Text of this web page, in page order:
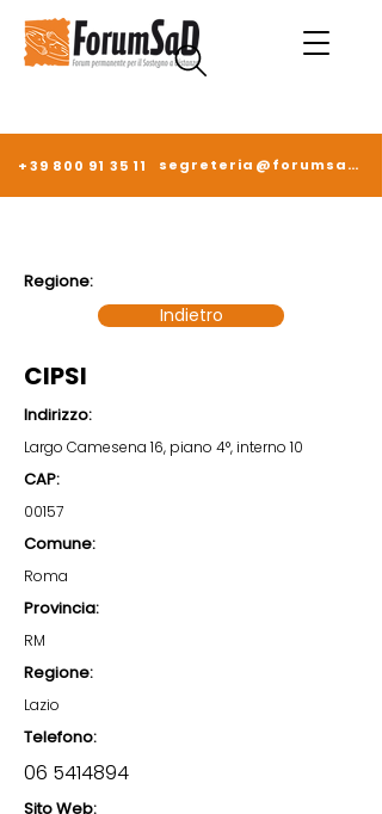
+39 800 91 35 11 segreteria@forumsad.it
Regione:
Indietro
CIPSI
Indirizzo:
Largo Camesena 16, piano 4°, interno 10
CAP:
00157
Comune:
Roma
Provincia:
RM
Regione:
Lazio
Telefono:
06 5414894
Sito Web: